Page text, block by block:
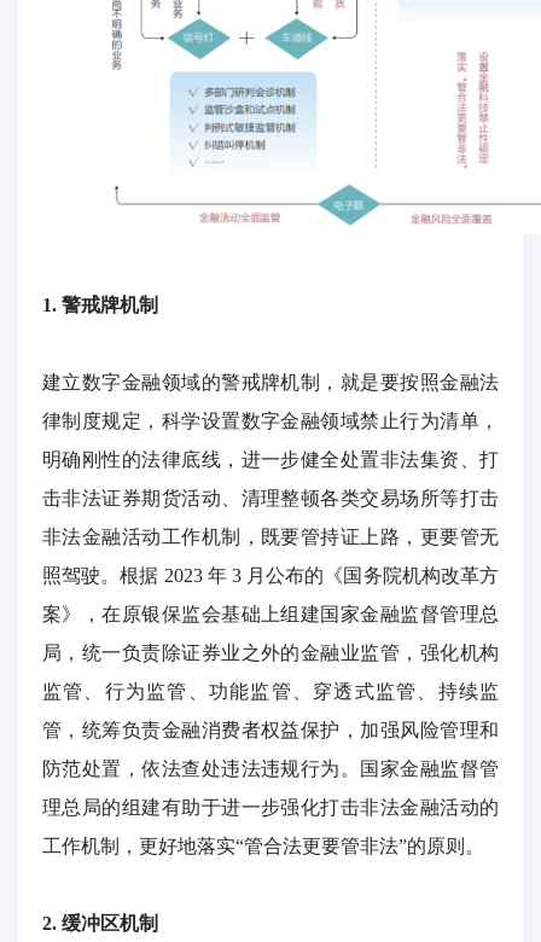
1. 警戒牌机制
建立数字金融领域的警戒牌机制，就是要按照金融法
律制度规定，科学设置数字金融领域禁止行为清单，
明确刚性的法律底线，进一步健全处置非法集资、打
击非法证券期货活动、清理整顿各类交易场所等打击
非法金融活动工作机制，既要管持证上路，更要管无
照驾驶。根据 2023 年 3 月公布的《国务院机构改革方
案》，在原银保监会基础上组建国家金融监督管理总
局，统一负责除证券业之外的金融业监管，强化机构
监管、行为监管、功能监管、穿透式监管、持续监
管，统筹负责金融消费者权益保护，加强风险管理和
防范处置，依法查处违法违规行为。国家金融监督管
理总局的组建有助于进一步强化打击非法金融活动的
工作机制，更好地落实“管合法更要管非法”的原则。
2. 缓冲区机制